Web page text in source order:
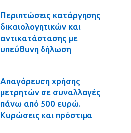
Περιπτώσεις κατάργησης
δικαιολογητικών και
αντικατάστασης με
υπεύθυνη δήλωση
Απαγόρευση χρήσης
μετρητών σε συναλλαγές
πάνω από 500 ευρώ.
Κυρώσεις και πρόστιμα